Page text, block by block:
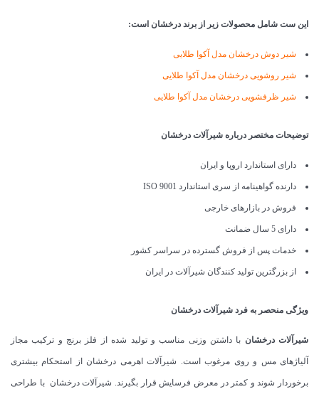
این ست شامل محصولات زیر از برند درخشان است:
شیر دوش درخشان مدل آکوا طلایی
شیر روشویی درخشان مدل آکوا طلایی
شیر ظرفشویی درخشان مدل آکوا طلایی
توضیحات مختصر درباره شیرآلات درخشان
دارای استاندارد اروپا و ایران
دارنده گواهینامه از سری استاندارد ISO 9001
فروش در بازارهای خارجی
دارای 5 سال ضمانت
خدمات پس از فروش گسترده در سراسر کشور
از بزرگترین تولید کنندگان شیرآلات در ایران
ویژگی منحصر به فرد شیرآلات درخشان
شیرآلات درخشان با داشتن وزنی مناسب و تولید شده از فلز برنج و ترکیب مجاز
آلیاژهای مس و روی مرغوب است. شیرآلات اهرمی درخشان از استحکام بیشتری
برخوردار شوند و کمتر در معرض فرسایش قرار بگیرند. شیرآلات درخشان با طراحی